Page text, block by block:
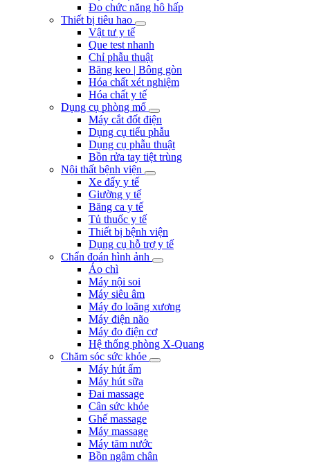
Đo chức năng hô hấp
Thiết bị tiêu hao
Vật tư y tế
Que test nhanh
Chỉ phẫu thuật
Băng keo | Bông gòn
Hóa chất xét nghiệm
Hóa chất y tế
Dụng cụ phòng mổ
Máy cắt đốt điện
Dụng cụ tiểu phẫu
Dụng cụ phẫu thuật
Bồn rửa tay tiệt trùng
Nội thất bệnh viện
Xe đẩy y tế
Giường y tế
Băng ca y tế
Tủ thuốc y tế
Thiết bị bệnh viện
Dụng cụ hỗ trợ y tế
Chẩn đoán hình ảnh
Áo chì
Máy nội soi
Máy siêu âm
Máy đo loãng xương
Máy điện não
Máy đo điện cơ
Hệ thống phòng X-Quang
Chăm sóc sức khỏe
Máy hút ẩm
Máy hút sữa
Đai massage
Cân sức khỏe
Ghế massage
Máy massage
Máy tăm nước
Bồn ngâm chân